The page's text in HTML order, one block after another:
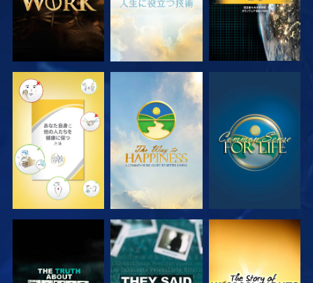
観る 観る 観る
観る 観る